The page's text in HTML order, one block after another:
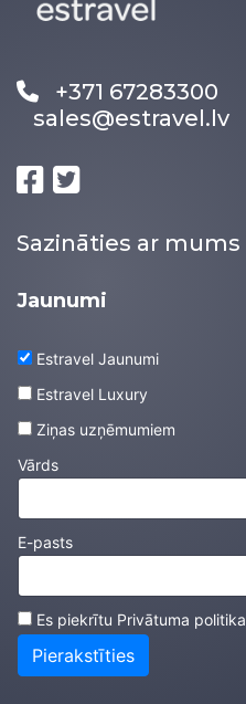
+371 67283300
sales@estravel.lv
Sazināties ar mums
Jaunumi
Estravel Jaunumi
Estravel Luxury
Ziņas uzņēmumiem
Vārds
E-pasts
Es piekrītu Privātuma politika
Pierakstīties